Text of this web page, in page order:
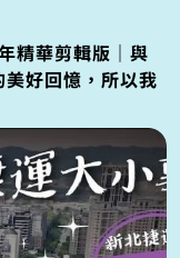
精華剪輯版｜與
好回憶，所以我